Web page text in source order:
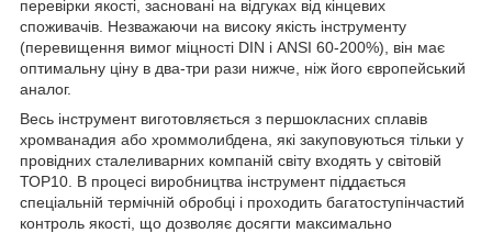
перевірки якості, засновані на відгуках від кінцевих
споживачів. Незважаючи на високу якість інструменту
(перевищення вимог міцності DIN і ANSI 60-200%), він має
оптимальну ціну в два-три рази нижче, ніж його європейський
аналог.
Весь інструмент виготовляється з першокласних сплавів
хромванадия або хроммолибдена, які закуповуються тільки у
провідних сталеливарних компаній світу входять у світовій
ТОР10. В процесі виробництва інструмент піддається
спеціальній термічній обробці і проходить багатоступінчастий
контроль якості, що дозволяє досягти максимально